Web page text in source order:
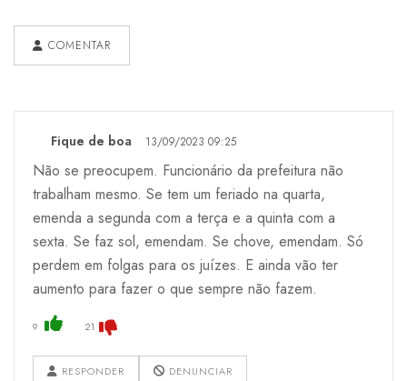
COMENTAR
Fique de boa 13/09/2023 09:25
Não se preocupem. Funcionário da prefeitura não
trabalham mesmo. Se tem um feriado na quarta,
emenda a segunda com a terça e a quinta com a
sexta. Se faz sol, emendam. Se chove, emendam. Só
perdem em folgas para os juízes. E ainda vão ter
aumento para fazer o que sempre não fazem.
9 21
RESPONDER DENUNCIAR